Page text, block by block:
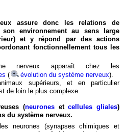
assure donc les relations de
son environnement au sens large
et y répond par des actions
fonctionnellement tous les
nerveux apparaît chez les
( évolution du système nerveux).
supérieurs, et en particulier
de loin le plus complexe.
(neuronesetcellules gliales)
du système nerveux.
neurones (synapses chimiques et